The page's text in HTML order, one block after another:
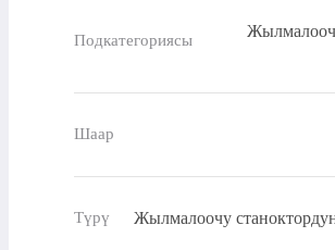
Подкатегориясы
Шаар
Түрү Жылмалоочу